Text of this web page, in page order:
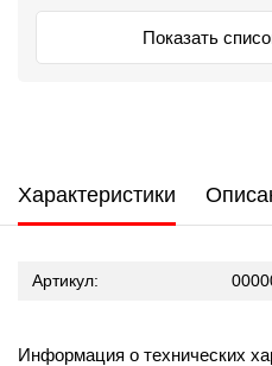
Показать
Характеристики
Артикул:
Информация о технических